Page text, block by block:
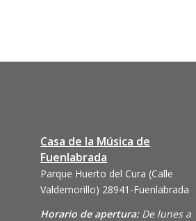
Casa de la Música de
Fuenlabrada
Parque Huerto del Cura (Calle
Valdemorillo) 28941-Fuenlabrada
Horario de apertura: De lunes a